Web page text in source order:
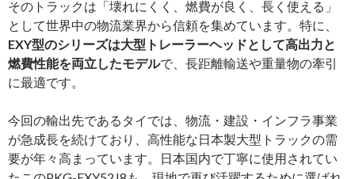
そのトラックは「壊れにくく、燃費が良く、長く使える」
として世界中の物流業界から信頼を集めています。特に、
EXY型のシリーズは大型トレーラーヘッドとして高出力と
燃費性能を両立したモデルで、長距離輸送や重量物の牽引
に最適です。
今回の輸出先であるタイでは、物流・建設・インフラ事業
が急成長を続けており、高性能な日本製大型トラックの需
要が年々高まっています。日本国内で丁寧に使用されてい